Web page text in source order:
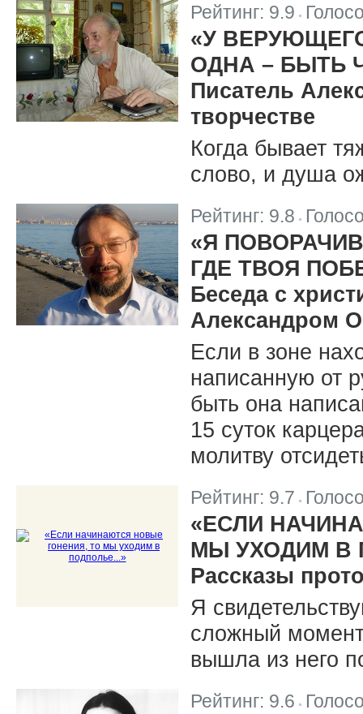
Рейтинг: 9.9 |
«У
ОДНА – БЫТЬ
Писатель
творчестве
Когда бывает
слово, и душа
Рейтинг: 9.8
«Я
ГДЕ ТВОЯ
Беседа с
Александром
Если в зоне
написанную от
быть она
15 суток
молитву
Рейтинг: 9.7
«ЕСЛИ
МЫ УХОДИМ В
Рассказы
Я
сложный
вышла из него
Рейтинг: 9.6